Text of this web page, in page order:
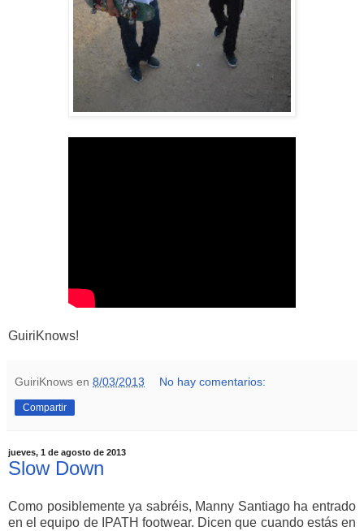
GuiriKnows!
GuiriKnows en 8/03/2013 No hay comentarios:
Compartir
jueves, 1 de agosto de 2013
Slow Down
Como posiblemente ya sabréis, Manny Santiago ha entrado
en el equipo de IPATH footwear. Dicen que cuando estás en